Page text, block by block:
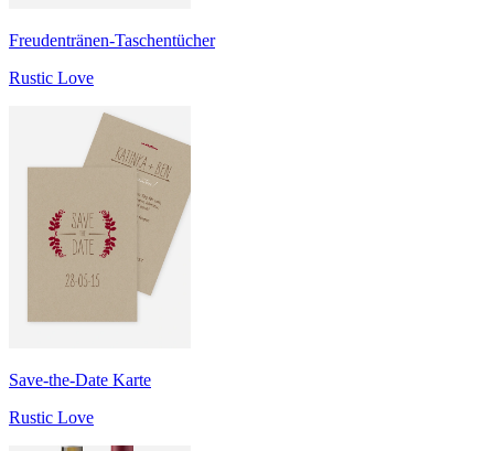
Freudentränen-Taschentücher
Rustic Love
Save-the-Date Karte
Rustic Love